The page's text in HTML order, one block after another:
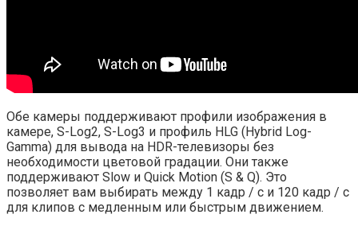
Обе камеры поддерживают профили изображения в
камере, S-Log2, S-Log3 и профиль HLG (Hybrid Log-
Gamma) для вывода на HDR-телевизоры без
необходимости цветовой градации. Они также
поддерживают Slow и Quick Motion (S & Q). Это
позволяет вам выбирать между 1 кадр / с и 120 кадр / с
для клипов с медленным или быстрым движением.